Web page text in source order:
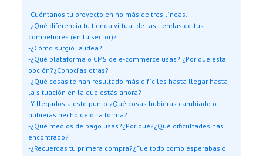
-Cuéntanos tu proyecto en no más de tres líneas.
-¿Qué diferencia tu tienda virtual de las tiendas de tus
competiores (en tu sector)?
-¿Cómo surgió la idea?
-¿Qué plataforma o CMS de e-commerce usas? ¿Por qué esta
opción?¿Conocías otras?
-¿Qué cosas te han resultado más difíciles hasta llegar hasta
la situación en la que estás ahora?
-Y llegados a este punto ¿Qué cosas hubieras cambiado o
hubieras hecho de otra forma?
-¿Qué medios de pago usas?¿Por qué?¿Qué dificultades has
encontrado?
-¿Recuerdas tu primera compra?¿Fue todo como esperabas o